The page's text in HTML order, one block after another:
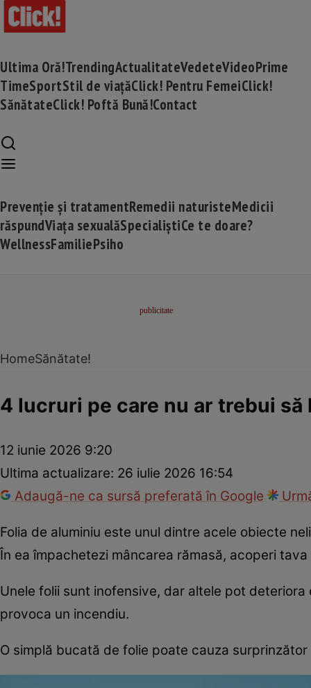
Ultima Oră!TrendingActualitateVedeteVideoPrime
TimeSportStil de viațăClick! Pentru FemeiClick!
SănătateClick! Poftă Bună!Contact
Prevenție și tratamentRemedii naturisteMedicii
răspundViața sexualăSpecialiștiCe te doare?
WellnessFamiliePsiho
HomeSănătate!
4 lucruri pe care nu ar trebui
12 iunie 2026 9:20
Ultima actualizare: 26 iulie 2026 16:54
Adaugă-ne ca sursă preferată în Google
Folia de aluminiu este unul dintre acele obiecte
În ea împachetezi mâncarea rămasă, acoperi
Unele folii sunt inofensive, dar altele pot
provoca un incendiu.
O simplă bucată de folie poate cauza